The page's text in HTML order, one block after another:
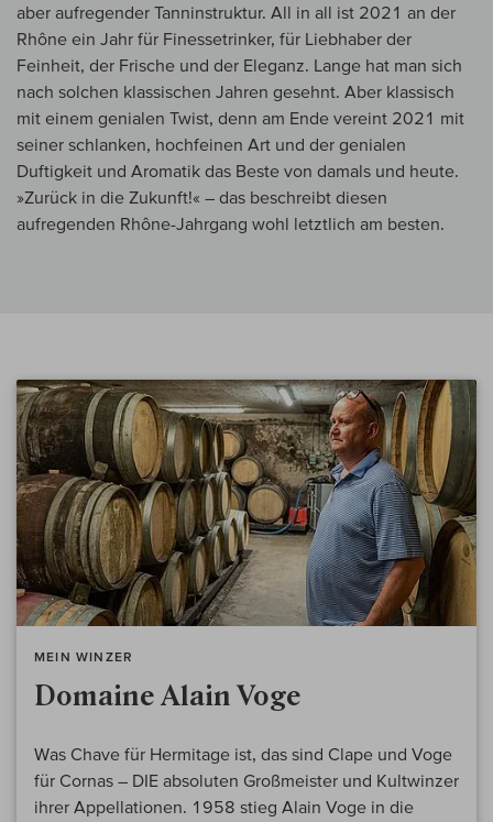
aber aufregender Tanninstruktur. All in all ist 2021 an der
Rhône ein Jahr für Finessetrinker, für Liebhaber der
Feinheit, der Frische und der Eleganz. Lange hat man sich
nach solchen klassischen Jahren gesehnt. Aber klassisch
mit einem genialen Twist, denn am Ende vereint 2021 mit
seiner schlanken, hochfeinen Art und der genialen
Duftigkeit und Aromatik das Beste von damals und heute.
»Zurück in die Zukunft!« – das beschreibt diesen
aufregenden Rhône-Jahrgang wohl letztlich am besten.
MEIN WINZER
Domaine Alain Voge
Was Chave für Hermitage ist, das sind Clape und Voge
für Cornas – DIE absoluten Großmeister und Kultwinzer
ihrer Appellationen. 1958 stieg Alain Voge in die